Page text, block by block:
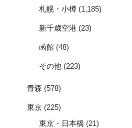
札幌・小樽 (1,185)
新千歳空港 (23)
函館 (48)
その他 (223)
青森 (578)
東京 (225)
東京・日本橋 (21)